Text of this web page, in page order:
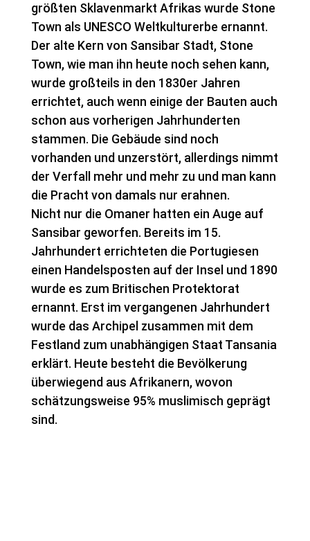
größten Sklavenmarkt Afrikas wurde Stone
Town als UNESCO Weltkulturerbe ernannt.
Der alte Kern von Sansibar Stadt, Stone
Town, wie man ihn heute noch sehen kann,
wurde großteils in den 1830er Jahren
errichtet, auch wenn einige der Bauten auch
schon aus vorherigen Jahrhunderten
stammen. Die Gebäude sind noch
vorhanden und unzerstört, allerdings nimmt
der Verfall mehr und mehr zu und man kann
die Pracht von damals nur erahnen.
Nicht nur die Omaner hatten ein Auge auf
Sansibar geworfen. Bereits im 15.
Jahrhundert errichteten die Portugiesen
einen Handelsposten auf der Insel und 1890
wurde es zum Britischen Protektorat
ernannt. Erst im vergangenen Jahrhundert
wurde das Archipel zusammen mit dem
Festland zum unabhängigen Staat Tansania
erklärt. Heute besteht die Bevölkerung
überwiegend aus Afrikanern, wovon
schätzungsweise 95% muslimisch geprägt
sind.